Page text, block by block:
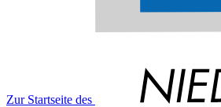
Zur Startseite des